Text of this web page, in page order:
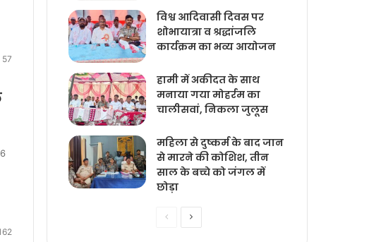
57
विश्व आदिवासी दिवस पर
शोभायात्रा व श्रद्धांजलि
कार्यक्रम का भव्य आयोजन
हामी में अकीदत के साथ
मनाया गया मोहर्रम का
चालीसवां, निकला जुलूस
महिला से दुष्कर्म के बाद जान
से मारने की कोशिश, तीन
साल के बच्चे को जंगल में
छोड़ा
PreviousNext